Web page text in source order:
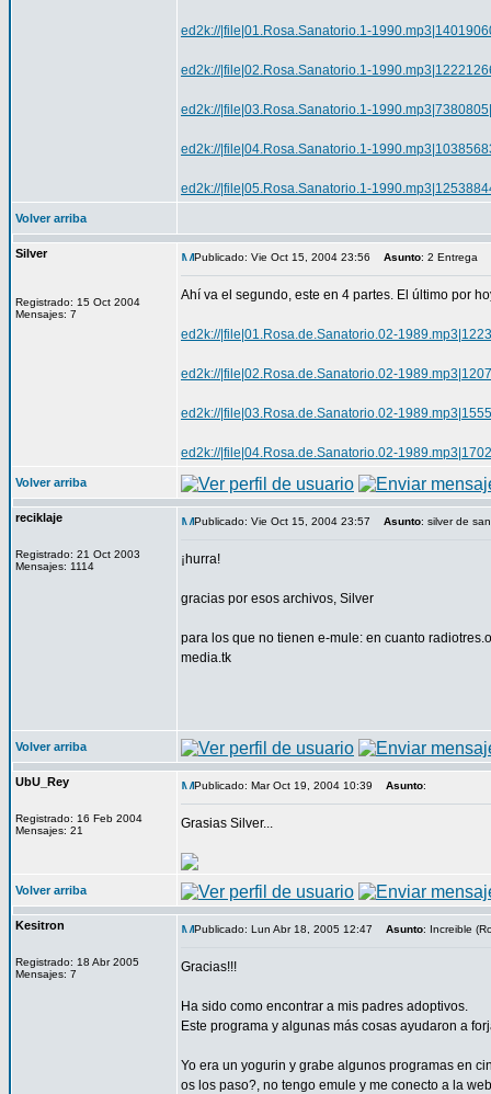
ed2k://|file|01.Rosa.Sanatorio.1-
ed2k://|file|02.Rosa.Sanatorio.1-
ed2k://|file|03.Rosa.Sanatorio.1-
ed2k://|file|04.Rosa.Sanatorio.1-
ed2k://|file|05.Rosa.Sanatorio.1-
Volver arriba
Silver
Registrado: 15 Oct 2004
Mensajes: 7
Publicado: Vie Oct 15, 2004 23:56 Asunto: 2 Entrega
Ahí va el segundo, este en 4 partes. El último por
ed2k://|file|01.Rosa.de.Sanatorio.02-
ed2k://|file|02.Rosa.de.Sanatorio.02-
ed2k://|file|03.Rosa.de.Sanatorio.02-
ed2k://|file|04.Rosa.de.Sanatorio.02-
Volver arriba
reciklaje
Registrado: 21 Oct 2003
Mensajes: 1114
Publicado: Vie Oct 15, 2004 23:57 Asunto: silver de
¡hurra!
gracias por esos archivos, Silver
para los que no tienen e-mule: en cuanto
media.tk
Volver arriba
UbU_Rey
Registrado: 16 Feb 2004
Mensajes: 21
Publicado: Mar Oct 19, 2004 10:39 Asunto:
Grasias Silver...
Volver arriba
Kesitron
Registrado: 18 Abr 2005
Mensajes: 7
Publicado: Lun Abr 18, 2005 12:47 Asunto: Increible
Gracias!!!
Ha sido como encontrar a mis padres adoptivos.
Este programa y algunas más cosas ayudaron a
Yo era un yogurin y grabe algunos programas en
os los paso?, no tengo emule y me conecto a la